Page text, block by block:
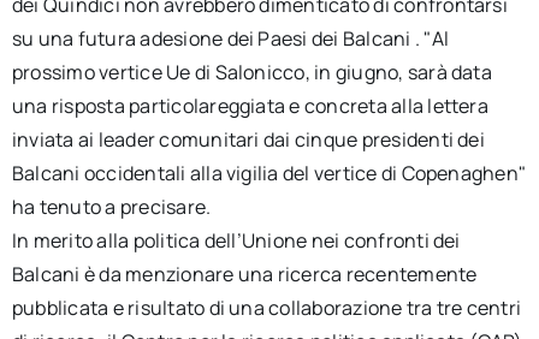
su una futura adesione dei Paesi dei Balcani . "Al
prossimo vertice Ue di Salonicco, in giugno, sarà data
una risposta particolareggiata e concreta alla lettera
inviata ai leader comunitari dai cinque presidenti dei
Balcani occidentali alla vigilia del vertice di Copenaghen"
ha tenuto a precisare.
In merito alla politica dell’Unione nei confronti dei
Balcani è da menzionare una ricerca recentemente
pubblicata e risultato di una collaborazione tra tre centri